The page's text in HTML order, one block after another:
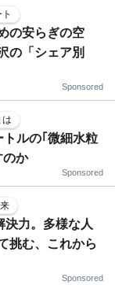
の安らぎの空
の「シェア別
Sponsored
は
ルの｢微細水粒
のか
Sponsored
決力。多様な人
挑む、これから
Sponsored